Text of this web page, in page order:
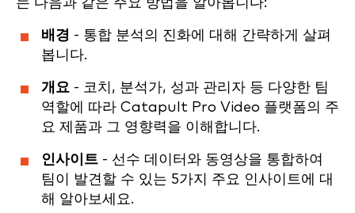
배경 - 통합 분석의 진화에 대해 간략하게 살펴
봅니다.
개요 - 코치, 분석가, 성과 관리자 등 다양한 팀
역할에 따라 Catapult Pro Video 플랫폼의 주
요 제품과 그 영향력을 이해합니다.
인사이트 - 선수 데이터와 동영상을 통합하여
팀이 발견할 수 있는 5가지 주요 인사이트에 대
해 알아보세요.